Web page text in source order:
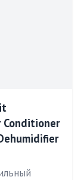
Conditioner